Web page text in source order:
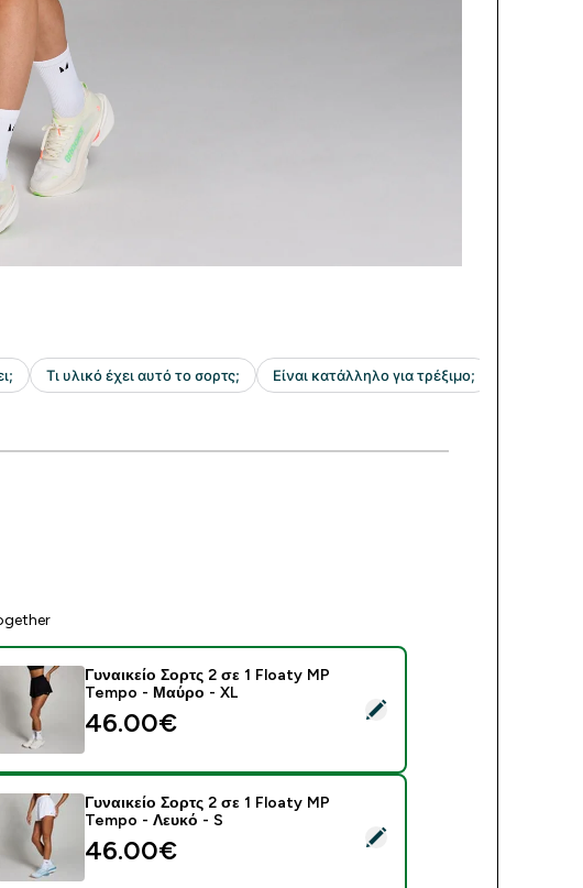
Select this product - Γυναικείο Σορτς 2 σε 1 Floaty MP Tempo - Μαύρο - XL
Γυναικείο Σορτς 2 σε 1 Floaty MP
Tempo - Μαύρο - XL
46.00€‎
Select this product - Γυναικείο Σορτς 2 σε 1 Floaty MP Tempo - Λευκό - S
Γυναικείο Σορτς 2 σε 1 Floaty MP
Tempo - Λευκό - S
46.00€‎